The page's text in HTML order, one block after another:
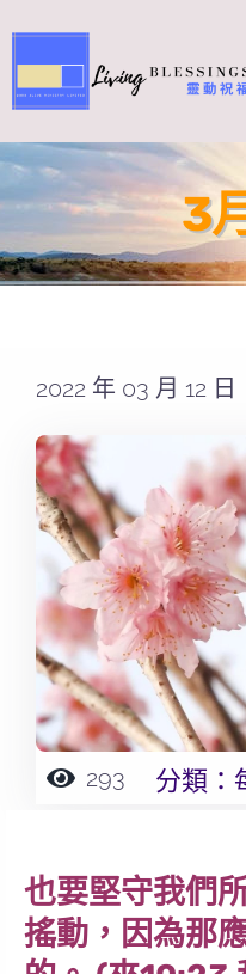
to
content
關於我們
奉獻支持
Search
for:
3
2022 年 03 月 12 日
293 分類：
也要堅守我們
搖動，因為那